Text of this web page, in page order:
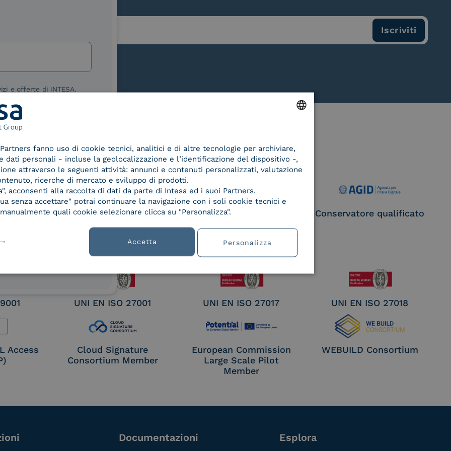
Trust
/
Service Provider e
Service Provider e
Conservatore qualificato
UNI EN ISO 27001 UNI EN ISO 27017 UNI EN ISO 27018
Access
Cloud Signature
Consortium Member
European Commission
Large Scale Pilot
Member
WEBUILD Consortium
e offerte di INTESA.
di INTESA.
inviando una e-mail
se non si desidera ricevere
facendo clic sul
e-mail.
nelle Norme di tutela della
di aver letto e compreso
Documentazioni Esplora
ITALIAN
fanno uso di cookie tecnici, analitici e di altre tecnologie per archiviare,
dati personali - incluse la geolocalizzazione e l’identificazione del dispositivo -,
attraverso le seguenti attività: annunci e contenuti personalizzati, valutazione
ricerche di mercato e sviluppo di prodotti.
acconsenti alla raccolta di dati da parte di Intesa ed i suoi Partners.
senza accettare" potrai continuare la navigazione con i soli cookie tecnici e
quali cookie selezionare clicca su "Personalizza".
Accetta Personalizza